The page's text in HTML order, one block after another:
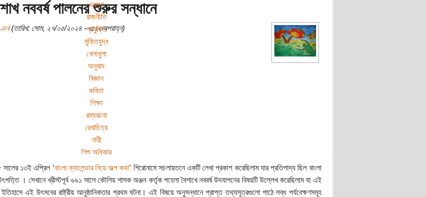
ভ্রমণ
রাজনীতি
প্রযুক্তি
মুক্তিযুদ্ধ
খেলাধুলা
অনুবাদ
বিজ্ঞান
কবিতা
শিক্ষা
রম্যরচনা
রেখাচিত্র
নারী
শিশু অধিকার
নববর্ষ পালনের শুরুর সন্ধানে
(তারিখ: সোম, ২৭/০৫/২০২৪ - ৩:২৩অপরাহ্ন)
সালের ১৩ই এপ্রিল ‘বাংলা ক্যালেন্ডার নিয়ে অল্প কথা’ শিরোনামে সচলায়তনে একটি লেখা প্রকাশ করেছিলাম যার প্রতিপাদ্য ছিল বাংলা
। সেখানে খ্রীস্টপূর্ব ৬৯১ সালে কৌলিয় শাসক অঞ্জন কর্তৃক পহেলা বৈশাখে নববর্ষ উদযাপনের বিষয়টি উল্লেখ করেছিলাম যা এই
ইতিহাসে এই উৎসবের রাষ্ট্রীয় আনুষ্ঠানিকতার প্রথম ঘটনা। এই বিষয়ে অনুসন্ধানে প্রাপ্ত তথ্যসূত্রগুলো পাঠে লব্ধ পর্যবেক্ষণসমূহ